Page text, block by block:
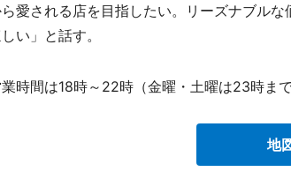
愛される店を目指したい。リーズナブル
い」と話す。
時間は18時～22時（金曜・土曜は23時まで
地